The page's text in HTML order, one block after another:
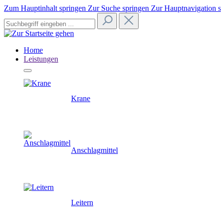
Zum Hauptinhalt springen Zur Suche springen Zur Hauptnavigation
Home
Leistungen
Krane
Anschlagmittel
Leitern